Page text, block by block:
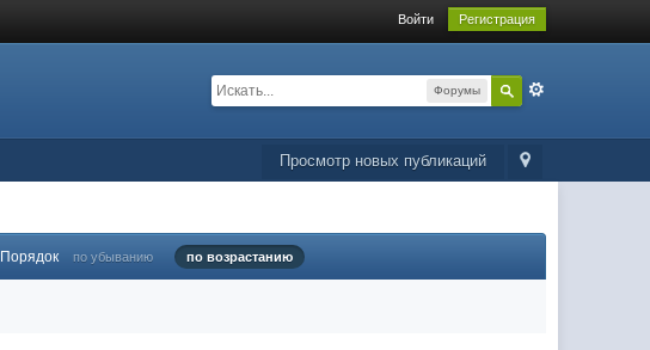
Войти Регистрация
Форумы
Просмотр новых публикаций
Порядок по убыванию по возрастанию